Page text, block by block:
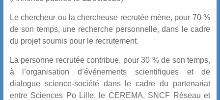
Le chercheur ou la chercheuse recrutée mène, pour 70 %
de son temps, une recherche personnelle, dans le cadre
du projet soumis pour le recrutement.
La personne recrutée contribue, pour 30 % de son temps,
à l’organisation d’événements scientifiques et de
dialogue science-société dans le cadre du partenariat
entre Sciences Po Lille, le CEREMA, SNCF Réseau et